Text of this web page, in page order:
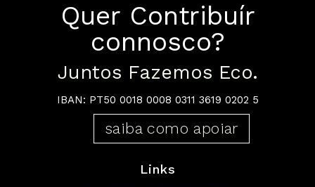
Quer Contribuír
connosco?
Juntos Fazemos Eco.
IBAN: PT50 0018 0008 0311 3619 0202 5
saiba como apoiar
Links